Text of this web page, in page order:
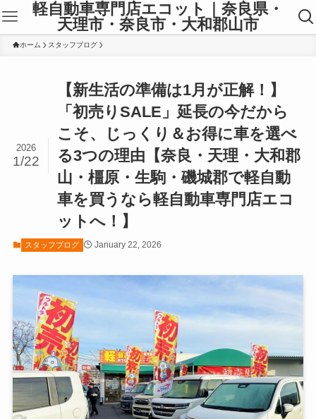
軽自動車専門店エコット｜奈良県・
天理市・奈良市・大和郡山市
ホーム スタッフブログ
【新生活の準備は1月が正解！】
「初売りSALE」延長の今だから
こそ、じっくり＆お得に車を選べ
る3つの理由【奈良・天理・大和郡
山・橿原・生駒・磯城郡で軽自動
車を買うなら軽自動車専門店エコ
ットへ！】
2026
1/22
スタッフブログ January 22, 2026